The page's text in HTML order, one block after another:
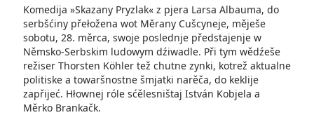
Komedija »Skazany Pryzlak« z pjera Larsa Albauma, do
serbšćiny přełožena wot Měrany Cušcyneje, měješe
sobotu, 28. měrca, swoje poslednje předstajenje w
Němsko-Serbskim ludowym dźiwadle. Při tym wědźeše
režiser Thorsten Köhler tež chutne zynki, kotrež aktualne
politiske a towaršnostne šmjatki narěča, do keklije
zapřijeć. Hłownej róle sćělesništaj István Kobjela a
Měrko Brankačk.